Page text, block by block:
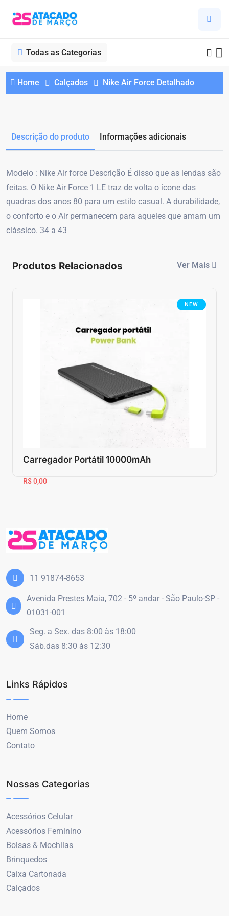
Todas as Categorias
Home Calçados Nike Air Force Detalhado
Descrição do produto Informações adicionais
Modelo : Nike Air force Descrição É disso que as lendas são
feitas. O Nike Air Force 1 LE traz de volta o ícone das
quadras dos anos 80 para um estilo casual. A durabilidade,
o conforto e o Air permanecem para aqueles que amam um
clássico. 34 a 43
Produtos Relacionados Ver Mais
NEW
Carregador Portátil 10000mAh
R$ 0,00
11 91874-8653
Avenida Prestes Maia, 702 - 5º andar - São Paulo-SP -
01031-001
Seg. a Sex. das 8:00 às 18:00
Sáb.das 8:30 às 12:30
Links Rápidos
Home
Quem Somos
Contato
Nossas Categorias
Acessórios Celular
Acessórios Feminino
Bolsas & Mochilas
Brinquedos
Caixa Cartonada
Calçados